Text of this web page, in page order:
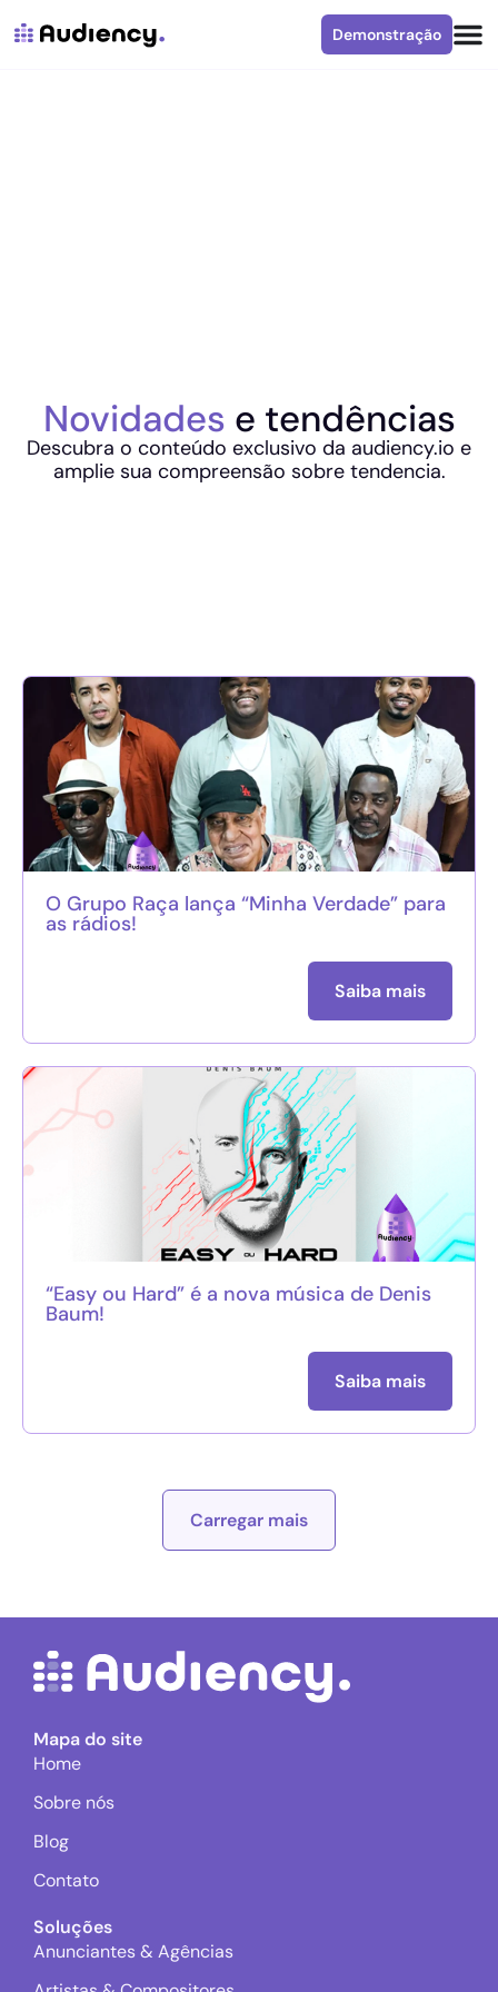
Demonstração
Novidades e tendências
Descubra o conteúdo exclusivo da audiency.io e
amplie sua compreensão sobre tendencia.
O Grupo Raça lança “Minha Verdade” para
as rádios!
Saiba mais
“Easy ou Hard” é a nova música de Denis
Baum!
Saiba mais
Carregar mais
Mapa do site
Home
Sobre nós
Blog
Contato
Soluções
Anunciantes & Agências